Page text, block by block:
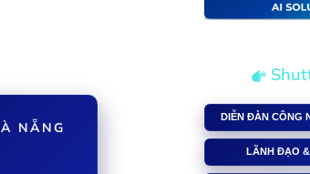
NẴNG
DIỄN ĐÀN CÔNG
LÃNH ĐẠO